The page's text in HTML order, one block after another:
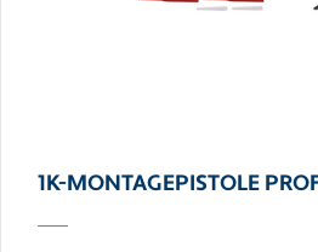
1K-MONTAGEPISTOLE